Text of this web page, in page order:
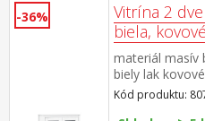
-36%
Vitrína 2
biela,
materiál masív
biely lak
prevedení
presklené
Kód produktu: